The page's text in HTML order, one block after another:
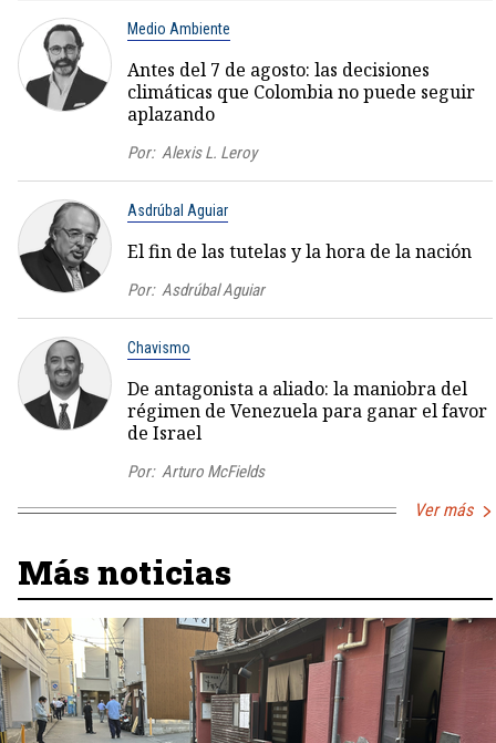
Medio Ambiente
Antes del 7 de agosto: las decisiones
climáticas que Colombia no puede seguir
aplazando
Por: Alexis L. Leroy
Asdrúbal Aguiar
El fin de las tutelas y la hora de la nación
Por: Asdrúbal Aguiar
Chavismo
De antagonista a aliado: la maniobra del
régimen de Venezuela para ganar el favor
de Israel
Por: Arturo McFields
Ver más
Más noticias